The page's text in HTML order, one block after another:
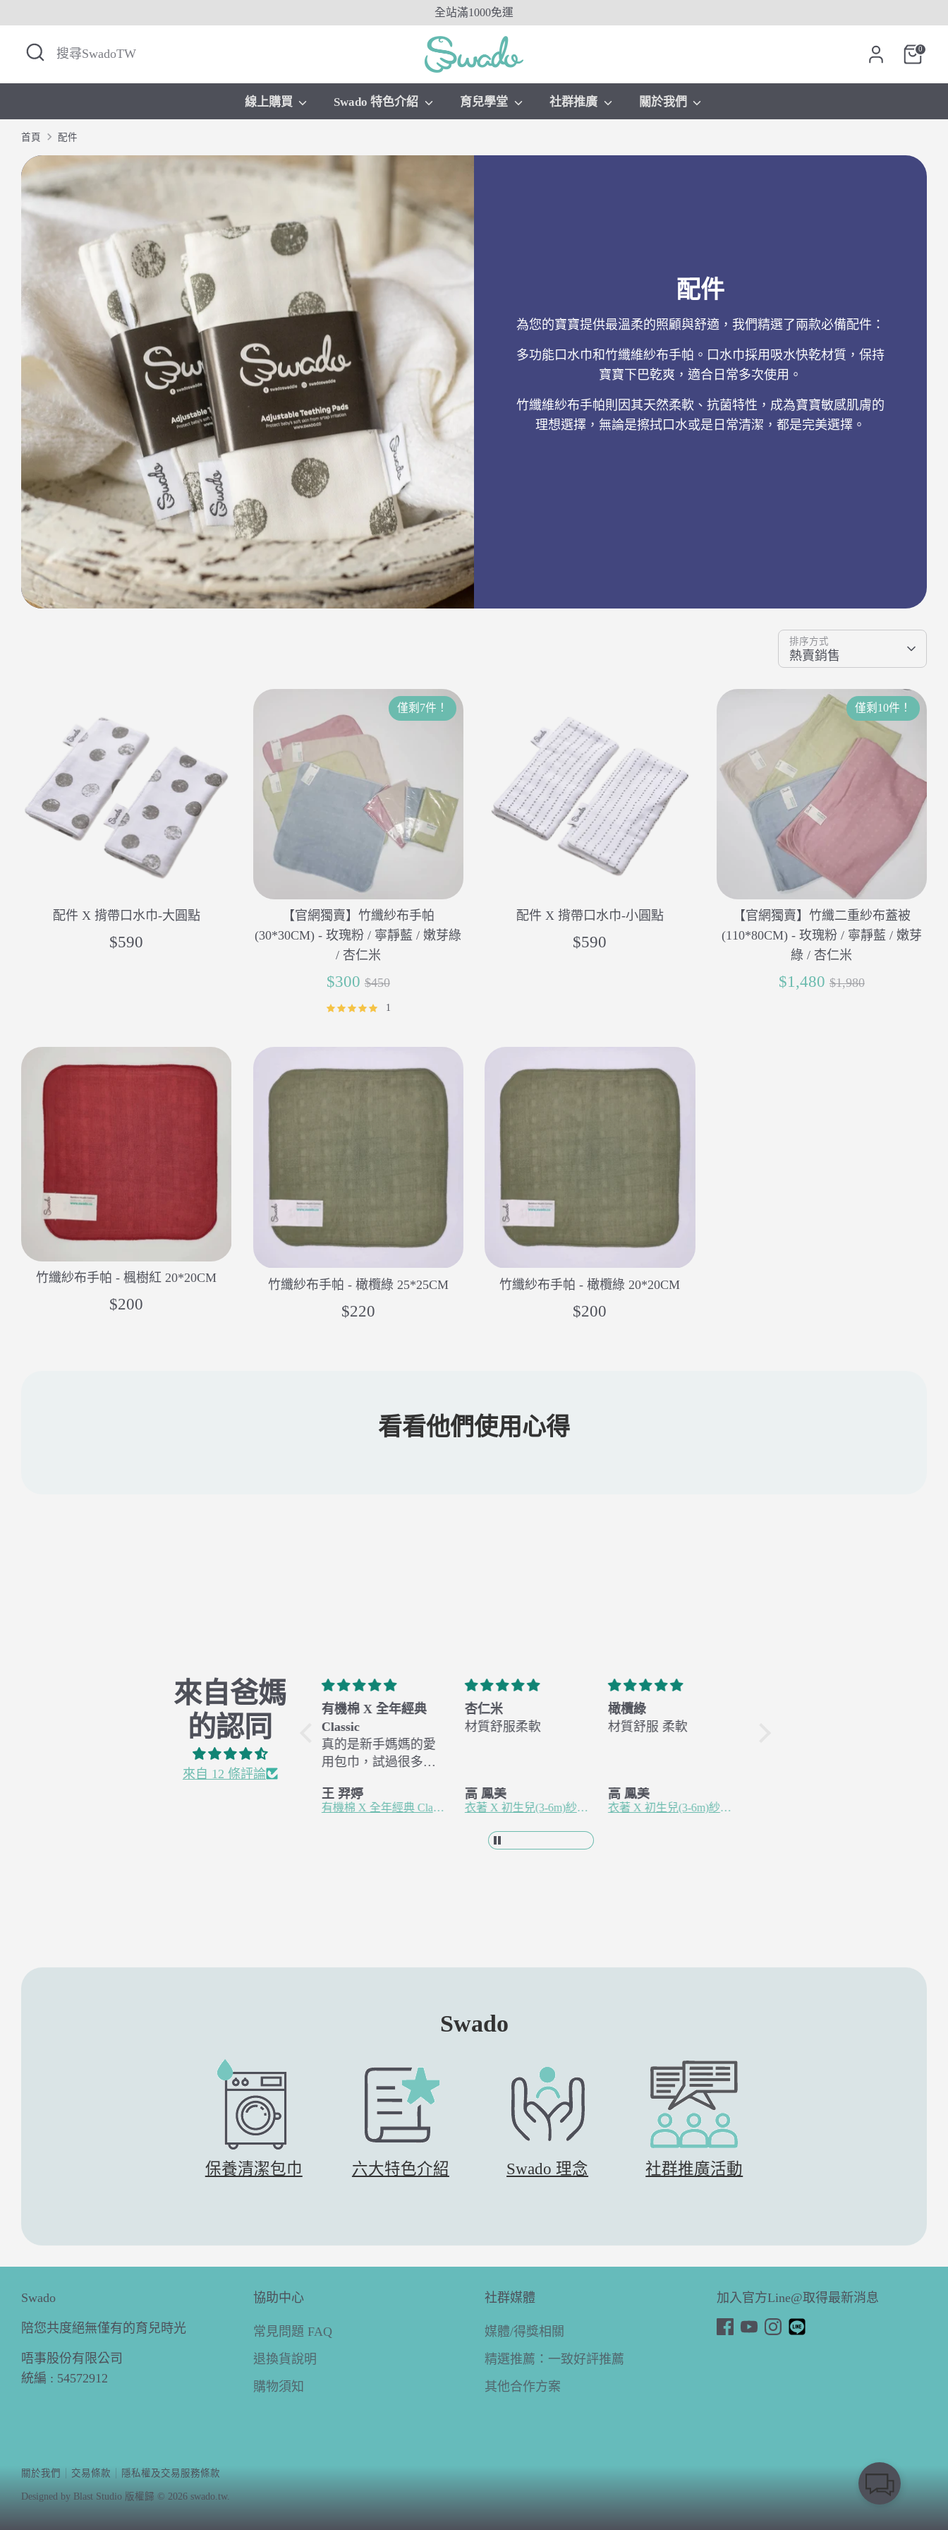
to
content
全站滿1000免運
搜
搜
SwadoTW
0
線上購買 Swado 特色介紹 育兒學堂 社群推廣 關於我們
首頁 配件
配件
為您的寶寶提供最溫柔的照顧與舒適，我們精選了兩款必備配件：
多功能口水巾和竹纖維紗布手帕。口水巾採用吸水快乾材質，保持
寶寶下巴乾爽，適合日常多次使用。
竹纖維紗布手帕則因其天然柔軟、抗菌特性，成為寶寶敏感肌膚的
理想選擇，無論是擦拭口水或是日常清潔，都是完美選擇。
排序方式
熱賣銷售
配件 X 揹帶口水巾-大圓點
$590
【官網獨賣】竹纖紗布手帕
(30*30CM) - 玫瑰粉 / 寧靜藍 / 嫩芽綠
/ 杏仁米
$300 正
常
$450
僅剩7件！
1
配件 X 揹帶口水巾-小圓點
$590
【官網獨賣】竹纖二重紗布蓋被
(110*80CM) - 玫瑰粉 / 寧靜藍 / 嫩芽
綠 / 杏仁米
$1,480 正
$1,980
僅剩10件！
竹纖紗布手帕 - 楓樹紅 20*20CM
$200
竹纖紗布手帕 - 橄欖綠 25*25CM
$220
竹纖紗布手帕 - 橄欖綠 20*20CM
$200
看看他們使用心得
來自爸媽
的認同
來自 12 條評論
有機棉 X 全年經典
Classic
真的是新手媽媽的愛
用包巾，試過很多款
式，終於試到你們家
杏仁米
材質舒服柔軟
高 鳳美
衣著 X 初生兒(3-6m)紗布蝴蝶衣 - 杏仁米
橄欖綠
材質舒服 柔軟
高 鳳美
衣著 X 初生兒(3-6m)紗布蝴蝶衣 - 橄欖綠
杏仁米
材質舒服 柔軟
高 鳳美
【 二代改版黏黏布】竹纖紗布包巾 x 玫瑰粉 / 寧靜藍 / 嫩芽綠 / 杏仁米
Swado
保養清潔包巾 六大特色介紹 Swado 理念 社群推廣活動
Swado
陪您共度絕無僅有的育兒時光
唔事股份有限公司
統編 : 54572912
協助中心
常見問題 FAQ
退換貨說明
購物須知
社群媒體
媒體/得獎相關
精選推薦：一致好評推薦
其他合作方案
加入官方Line@取得最新消息
關於我們 交易條款 隱私權及交易服務條款
Designed by Blast Studio 版權歸 © 2026 swado.tw.